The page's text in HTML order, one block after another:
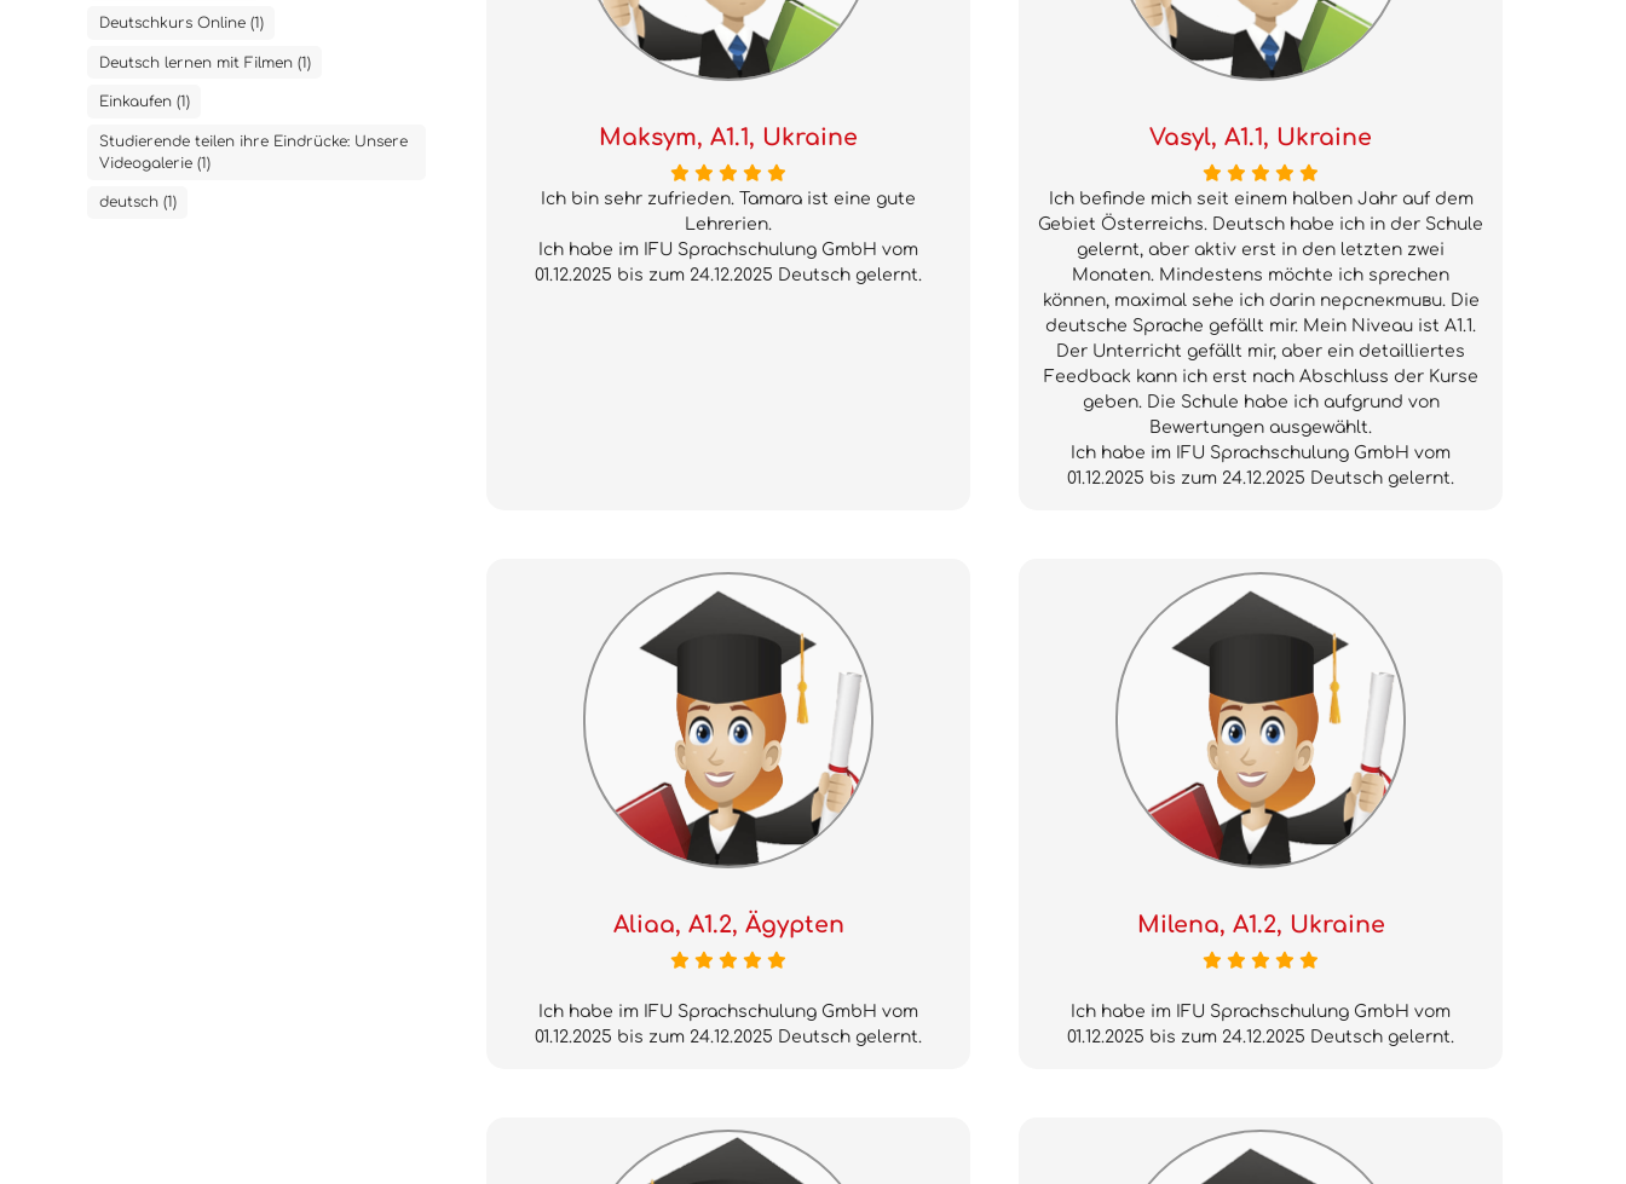
Deutschkurs Online (1)
Deutsch lernen mit Filmen (1)
Einkaufen (1)
Studierende teilen ihre Eindrücke: Unsere
Videogalerie (1)
deutsch (1)
Maksym, A1.1, Ukraine
Ich bin sehr zufrieden. Tamara ist eine gute
Lehrerien.
Ich habe im IFU Sprachschulung GmbH vom
01.12.2025 bis zum 24.12.2025 Deutsch gelernt.
Vasyl, A1.1, Ukraine
Ich befinde mich seit einem halben Jahr auf dem
Gebiet Österreichs. Deutsch habe ich in der Schule
gelernt, aber aktiv erst in den letzten zwei
Monaten. Mindestens möchte ich sprechen
können, maximal sehe ich darin перспективи. Die
deutsche Sprache gefällt mir. Mein Niveau ist A1.1.
Der Unterricht gefällt mir, aber ein detailliertes
Feedback kann ich erst nach Abschluss der Kurse
geben. Die Schule habe ich aufgrund von
Bewertungen ausgewählt.
Ich habe im IFU Sprachschulung GmbH vom
01.12.2025 bis zum 24.12.2025 Deutsch gelernt.
Aliaa, A1.2, Ägypten
Ich habe im IFU Sprachschulung GmbH vom
01.12.2025 bis zum 24.12.2025 Deutsch gelernt.
Milena, A1.2, Ukraine
Ich habe im IFU Sprachschulung GmbH vom
01.12.2025 bis zum 24.12.2025 Deutsch gelernt.